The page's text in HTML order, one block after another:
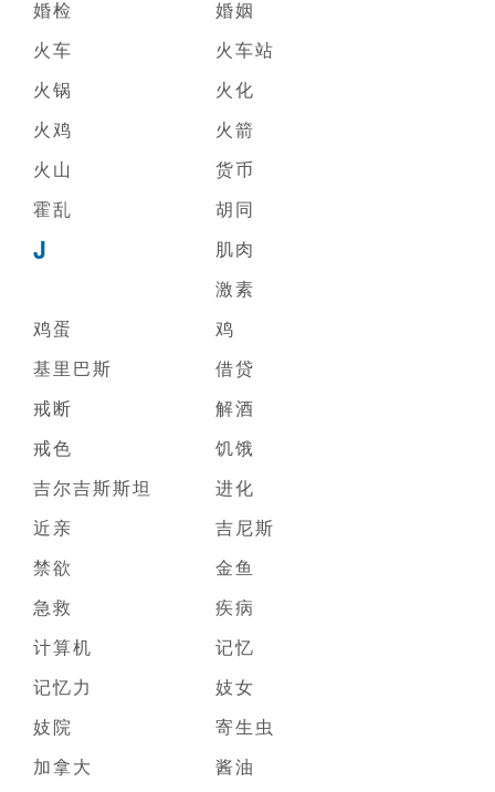
婚检
婚姻
火车
火车站
火锅
火化
火鸡
火箭
火山
货币
霍乱
胡同
J
肌肉
激素
鸡蛋
鸡
基里巴斯
借贷
戒断
解酒
戒色
饥饿
吉尔吉斯斯坦
进化
近亲
吉尼斯
禁欲
金鱼
急救
疾病
计算机
记忆
记忆力
妓女
妓院
寄生虫
加拿大
酱油